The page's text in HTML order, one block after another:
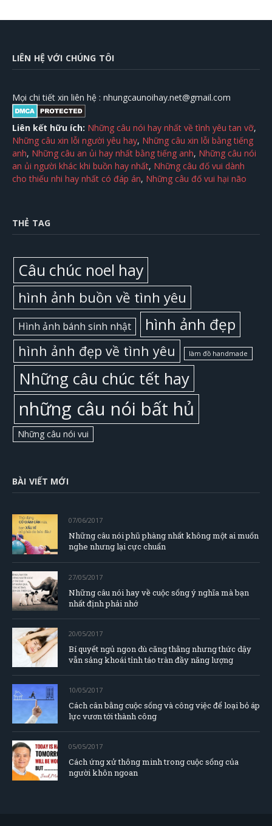
LIÊN HỆ VỚI CHÚNG TÔI
Mọi chi tiết xin liên hệ : nhungcaunoihay.net@gmail.com
Liên kết hữu ích: Những câu nói hay nhất về tình yêu tan vỡ,
Những câu xin lỗi người yêu hay, Những câu xin lỗi bằng tiếng
anh, Những câu an ủi hay nhất bằng tiếng anh, Những câu nói
an ủi người khác khi buồn hay nhất, Những câu đố vui dành
cho thiếu nhi hay nhất có đáp án, Những câu đố vui hại não
THẺ TAG
Câu chúc noel hay
hình ảnh buồn về tình yêu
Hình ảnh bánh sinh nhật hình ảnh đẹp
hình ảnh đẹp về tình yêu làm đồ handmade
Những câu chúc tết hay
những câu nói bất hủ
Những câu nói vui
BÀI VIẾT MỚI
07/06/2017
Những câu nói phũ phàng nhất không một ai muốn
nghe nhưng lại cực chuẩn
27/05/2017
Những câu nói hay về cuộc sống ý nghĩa mà bạn
nhất định phải nhớ
20/05/2017
Bí quyết ngủ ngon dù căng thằng nhưng thức dậy
vẫn sảng khoái tỉnh táo tràn đầy năng lượng
10/05/2017
Cách cân bằng cuộc sống và công việc để loại bỏ áp
lực vươn tới thành công
05/05/2017
Cách ứng xử thông minh trong cuộc sống của
người khôn ngoan